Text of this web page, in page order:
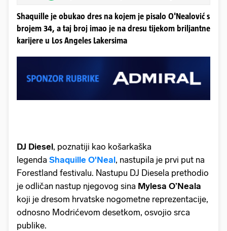
Shaquille je obukao dres na kojem je pisalo O'Nealović s
brojem 34, a taj broj imao je na dresu tijekom briljantne
karijere u Los Angeles Lakersima
DJ Diesel, poznatiji kao košarkaška
legenda Shaquille O'Neal, nastupila je prvi put na
Forestland festivalu. Nastupu DJ Diesela prethodio
je odličan nastup njegovog sina Mylesa O’Neala
koji je dresom hrvatske nogometne reprezentacije,
odnosno Modrićevom desetkom, osvojio srca
publike.